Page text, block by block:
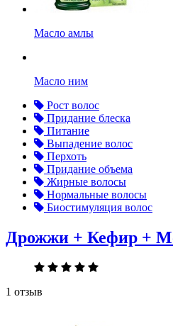
Масло амлы
Масло ним
Рост волос
Придание блеска
Питание
Выпадение волос
Перхоть
Придание объема
Жирные волосы
Нормальные волосы
Биостимуляция волос
Дрожжи + Кефир +
1 отзыв